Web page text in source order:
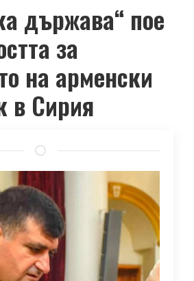
държава“ пое
за
на арменски
в Сирия